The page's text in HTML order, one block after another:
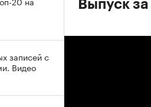
Выпуск
записей с
Видео